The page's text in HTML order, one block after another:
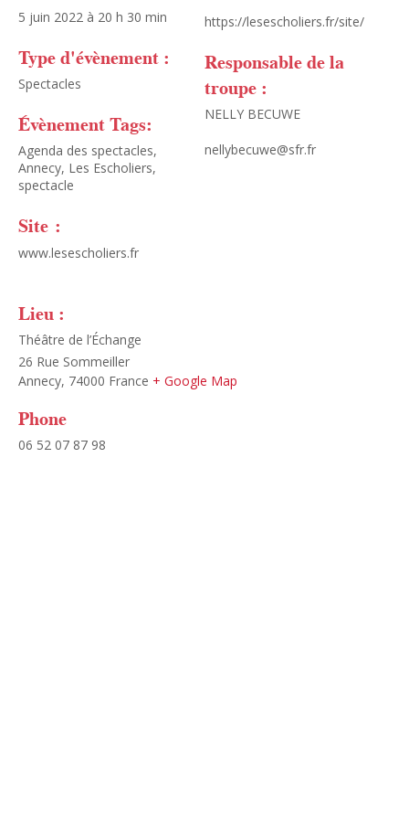
5 juin 2022 à 20 h 30 min
Type d'évènement :
Spectacles
Évènement Tags:
Agenda des spectacles,
Annecy, Les Escholiers,
spectacle
Site :
www.lesescholiers.fr
https://lesescholiers.fr/site/
Responsable de la
troupe :
NELLY BECUWE
nellybecuwe@sfr.fr
Lieu :
Théâtre de l’Échange
26 Rue Sommeiller
Annecy, 74000 France + Google Map
Phone
06 52 07 87 98